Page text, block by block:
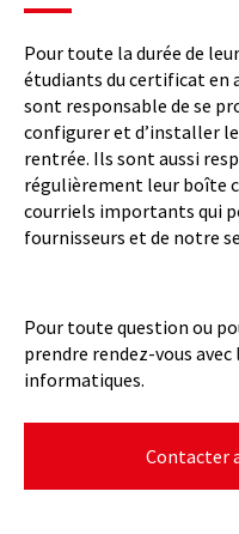
des applications
Achat et
Accéder au produit
catalogue de
Acheter la licence.
portant sur le
vos applications
Avis – En période
de semaine, un
l’activation des
Pour toute la durée de
étudiants du certificat en
sont responsable de se
configurer et d’installer
rentrée. Ils sont aussi
régulièrement leur boîte
courriels importants qui
fournisseurs et de notre
Pour toute question ou
prendre rendez-vous
informatiques.
Contacter